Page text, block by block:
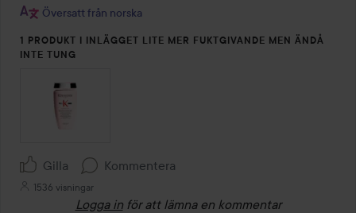
Översatt från norska
1 PRODUKT I INLÄGGET LITE MER FUKTGIVANDE MEN ÄNDÅ
INTE TUNG
Gilla Kommentera
1536 visningar
Logga in för att lämna en kommentar